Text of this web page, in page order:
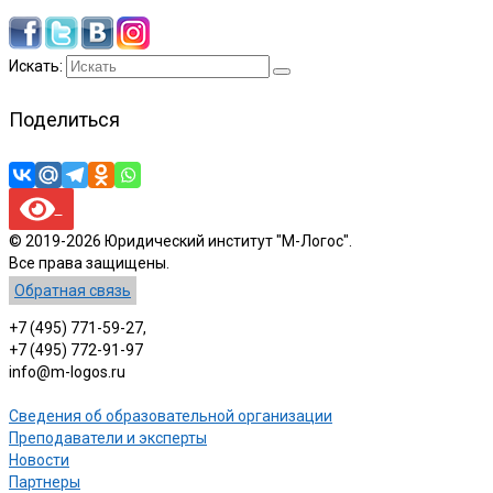
Искать:
Поделиться
© 2019-2026 Юридический институт "М-Логос".
Все права защищены.
Обратная связь
+7 (495) 771-59-27,
+7 (495) 772-91-97
info@m-logos.ru
Сведения об образовательной организации
Преподаватели и эксперты
Новости
Партнеры